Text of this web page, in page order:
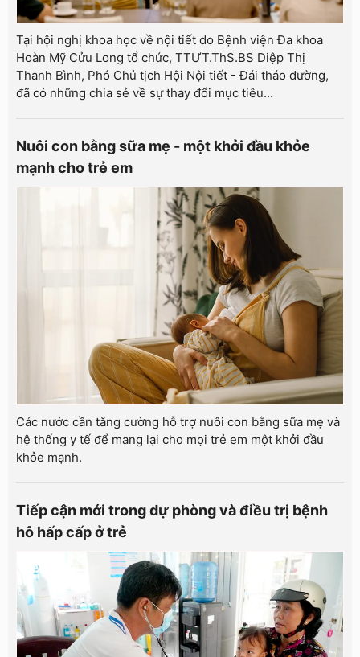
Tại hội nghị khoa học về nội tiết do Bệnh viện Đa khoa
Hoàn Mỹ Cửu Long tổ chức, TTƯT.ThS.BS Diệp Thị
Thanh Bình, Phó Chủ tịch Hội Nội tiết - Đái tháo đường,
đã có những chia sẻ về sự thay đổi mục tiêu...
Nuôi con bằng sữa mẹ - một khởi đầu khỏe
mạnh cho trẻ em
Các nước cần tăng cường hỗ trợ nuôi con bằng sữa mẹ và
hệ thống y tế để mang lại cho mọi trẻ em một khởi đầu
khỏe mạnh.
Tiếp cận mới trong dự phòng và điều trị bệnh
hô hấp cấp ở trẻ